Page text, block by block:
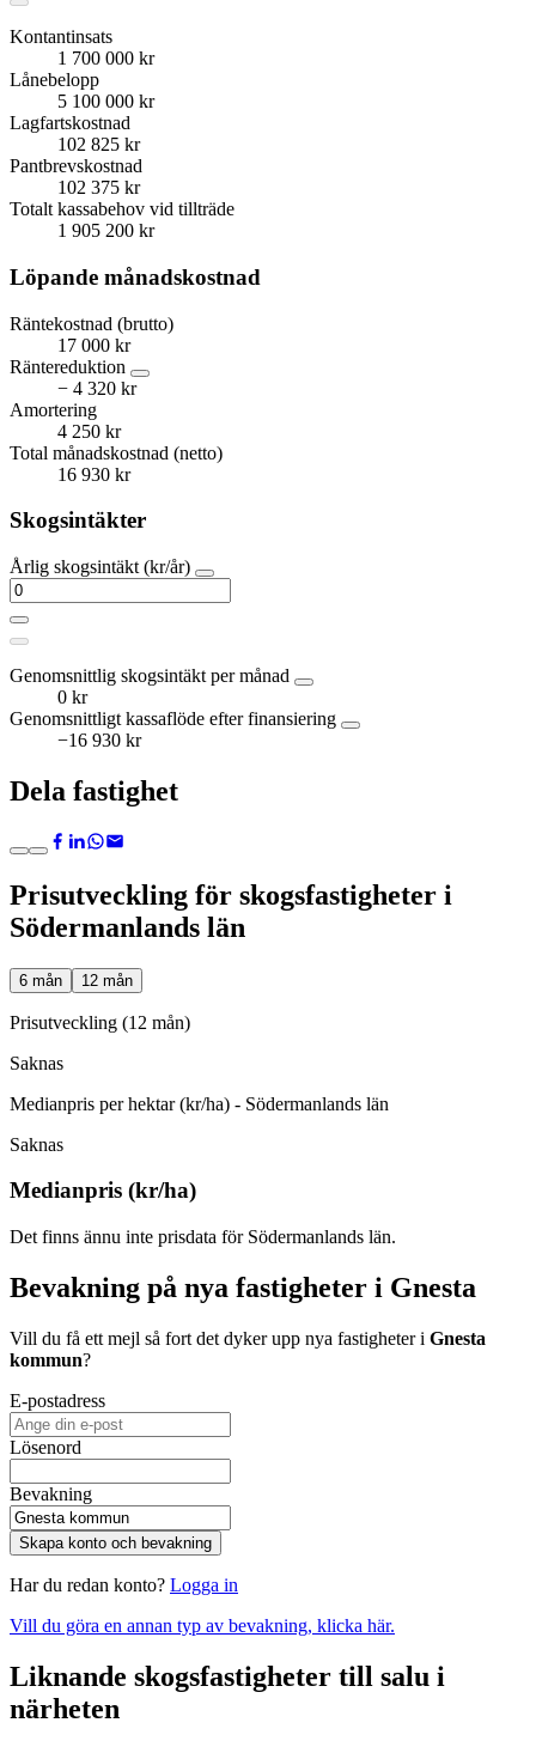
Kontantinsats
1 700 000 kr
Lånebelopp
5 100 000 kr
Lagfartskostnad
102 825 kr
Pantbrevskostnad
102 375 kr
Totalt kassabehov vid tillträde
1 905 200 kr
Löpande månadskostnad
Räntekostnad (brutto)
17 000 kr
Räntereduktion
− 4 320 kr
Amortering
4 250 kr
Total månadskostnad (netto)
16 930 kr
Skogsintäkter
Årlig skogsintäkt (kr/år)
Genomsnittlig skogsintäkt per månad
0 kr
Genomsnittligt kassaflöde efter finansiering
−16 930 kr
Dela fastighet
Prisutveckling för skogsfastigheter i
Södermanlands län
6 mån 12 mån
Prisutveckling (12 mån)
Saknas
Medianpris per hektar (kr/ha) - Södermanlands län
Saknas
Medianpris (kr/ha)
Det finns ännu inte prisdata för Södermanlands län.
Bevakning på nya fastigheter i Gnesta
Vill du få ett mejl så fort det dyker upp nya fastigheter i Gnesta
kommun?
E-postadress
Lösenord
Bevakning
Skapa konto och bevakning
Har du redan konto? Logga in
Vill du göra en annan typ av bevakning, klicka här.
Liknande skogsfastigheter till salu i
närheten